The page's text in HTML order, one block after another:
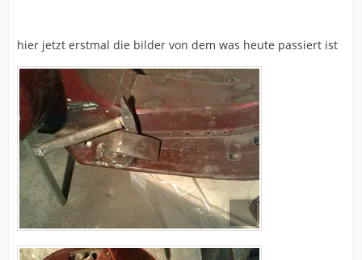
hier jetzt erstmal die bilder von dem was heute passiert ist